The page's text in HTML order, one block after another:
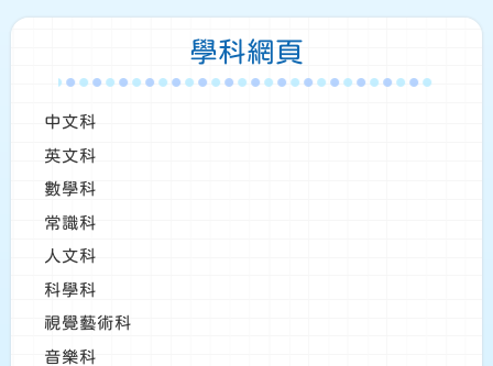
學科網頁
中文科
英文科
數學科
常識科
人文科
科學科
視覺藝術科
音樂科